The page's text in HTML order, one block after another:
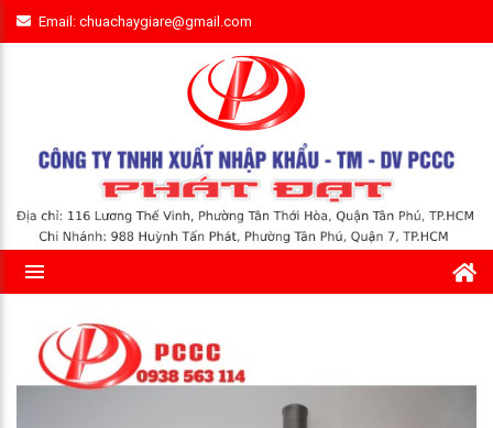
Email: chuachaygiare@gmail.com